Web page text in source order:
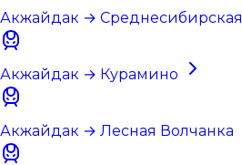
Акжайдак → Среднесибирская
Акжайдак → Курамино
Акжайдак → Лесная Волчанка